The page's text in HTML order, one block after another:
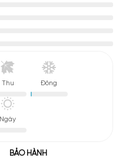
Thu Đông
Ngày
BẢO HÀNH